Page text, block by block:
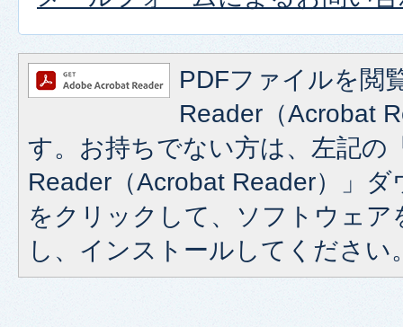
PDFファイルを閲
Reader（Acrobat
す。お持ちでない方は、左記の
Reader（Acrobat Reader）」
をクリックして、ソフトウェア
し、インストールしてください